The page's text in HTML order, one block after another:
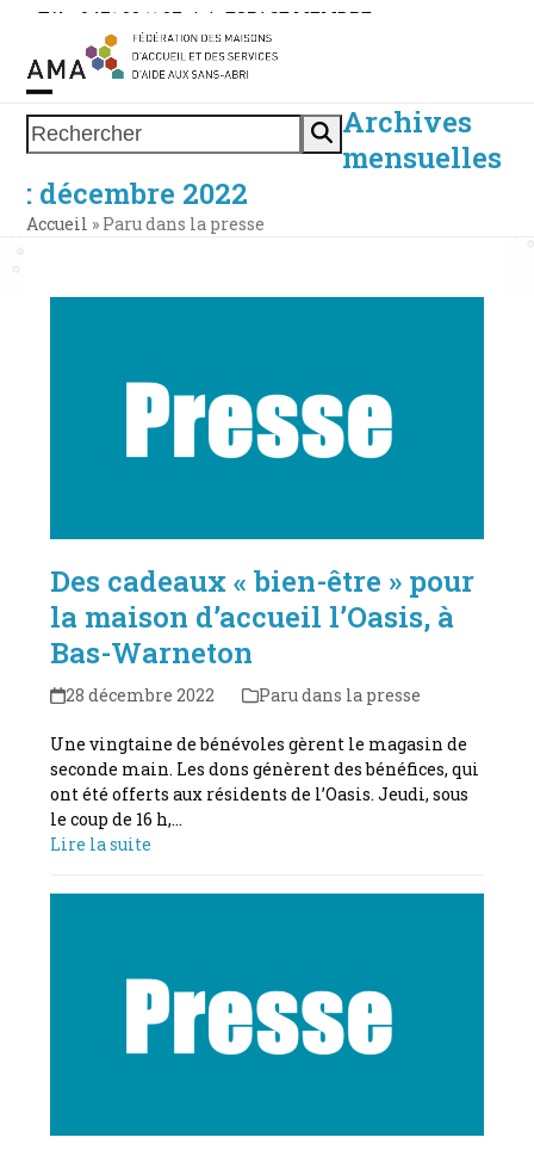
Skip
content
Tél. : 0471 38 11 37 | | ESPACE MEMBRE
Rechercher
Open
mobile
menu
Close
mobile
menu
Archives
mensuelles
: décembre 2022
Accueil » Paru dans la presse
Des cadeaux « bien-être » pour
la maison d’accueil l’Oasis, à
Bas-Warneton
28 décembre 2022 Paru dans la presse
Une vingtaine de bénévoles gèrent le magasin de
seconde main. Les dons génèrent des bénéfices, qui
ont été offerts aux résidents de l’Oasis. Jeudi, sous
le coup de 16 h,…
Lire la suite